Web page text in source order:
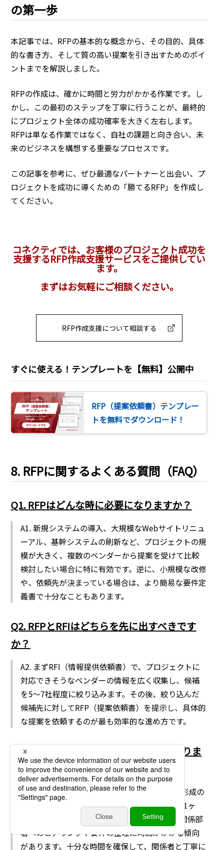
の第一歩
本記事では、RFPの基本的な概念から、その目的、具体
的な書き方、そして質の高い提案を引き出すためのポイ
ントまでを解説しました。
RFPの作成は、確かに時間と労力がかかる作業です。し
かし、この最初のステップを丁寧に行うことが、最終的
にプロジェクト全体の成功確率を大きく左右します。
RFPは単なる作業ではなく、自社の課題と向き合い、未
来のビジネスを構想する重要なプロセスです。
この記事を参考に、ぜひ最適なパートナーと出会い、プ
ロジェクトを成功に導くための「勝てるRFP」を作成し
てください。
コネクティでは、お客様のプロジェクト成功を
支援するRFP作成支援サービスをご提供してい
ます。
まずはお気軽にご相談ください。
RFP作成支援について相談する
すぐに使える！テンプレートを【無料】公開中
RFP（提案依頼書）テンプレー
トを無料でダウンロード！
8. RFPに関するよくある質問（FAQ）
Q1. RFPはどんな時に必要になりますか？
A1. 新規システムの導入、大規模なWebサイトリニュ
ーアル、基幹システムの刷新など、プロジェクトの規
模が大きく、複数のベンダーから提案を受けて比較
検討したい場合に特に有効です。逆に、小規模な改修
や、依頼先が決まっている場合は、より簡易な要件定
義書で十分なこともあります。
Q2. RFPとRFIはどちらを先に出すべきです
か？
A2. まずRFI（情報提供依頼書）で、プロジェクトに
対応できそうなベンダーの情報を広く収集し、候補
を5〜7社程度に絞り込みます。その後、絞り込んだ
候補先に対してRFP（提案依頼書）を提示し、具体的
な提案を依頼するのが最も効率的な進め方です。
Q3. RFPの作成はどのくらい時間がかかりま
すか？
A3. プロジェクトの規模や複雑さ、社内の合意形成の
状況によって大きく異なりますが、一般的には1ヶ
月〜3ヶ月程度かかることが多いです。特に、関係部
署へのヒアリングや要件の整理に時間がかかる傾向
があります。十分な時間を確保して、関係者と丁寧に